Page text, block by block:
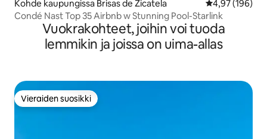
Kohde kaupungissa Brisas de Zicatela
4,97 (196)
Condé Nast Top 35 Airbnb w Stunning Pool-Starlink
Vuokrakohteet, joihin voi tuoda
lemmikin ja joissa on uima-allas
Vieraiden suosikki
Vieraiden suosikki